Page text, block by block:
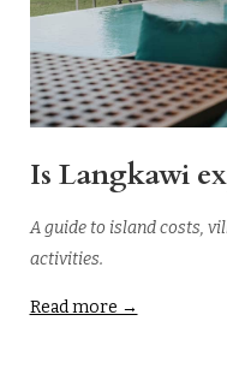
Is Langkawi
A guide to island costs,
activities.
Read more →